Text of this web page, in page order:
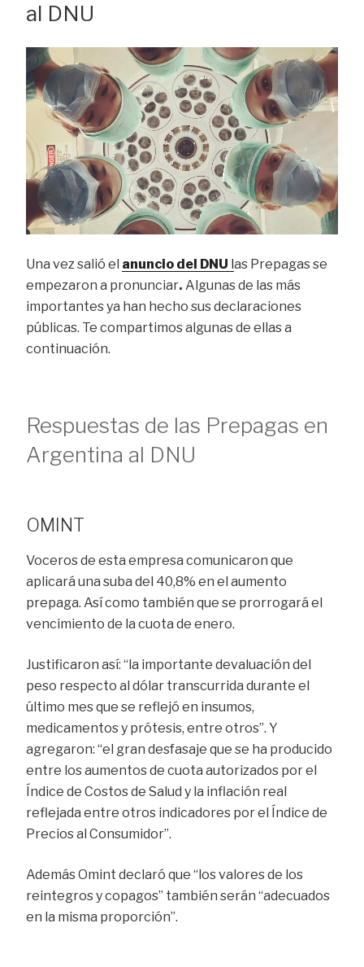
al DNU
Una vez salió el anuncio del DNU as Prepagas se
empezaron a pronunciar. Algunas de las más
importantes ya han hecho sus declaraciones
públicas. Te compartimos algunas de ellas a
continuación.
Respuestas de las Prepagas en
Argentina al DNU
OMINT
Voceros de esta empresa comunicaron que
aplicará una suba del 40,8% en el aumento
prepaga. Así como también que se prorrogará el
vencimiento de la cuota de enero.
Justificaron así: “la importante devaluación del
peso respecto al dólar transcurrida durante el
último mes que se reflejó en insumos,
medicamentos y prótesis, entre otros”. Y
agregaron: “el gran desfasaje que se ha producido
entre los aumentos de cuota autorizados por el
Índice de Costos de Salud y la inflación real
reflejada entre otros indicadores por el Índice de
Precios al Consumidor”.
Además Omint declaró que “los valores de los
reintegros y copagos” también serán “adecuados
en la misma proporción”.